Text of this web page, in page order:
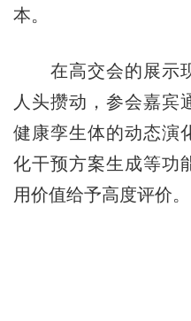
本。
在高交会的展示现
人头攒动，参会嘉宾
健康孪生体的动态演
化干预方案生成等功
用价值给予高度评价。